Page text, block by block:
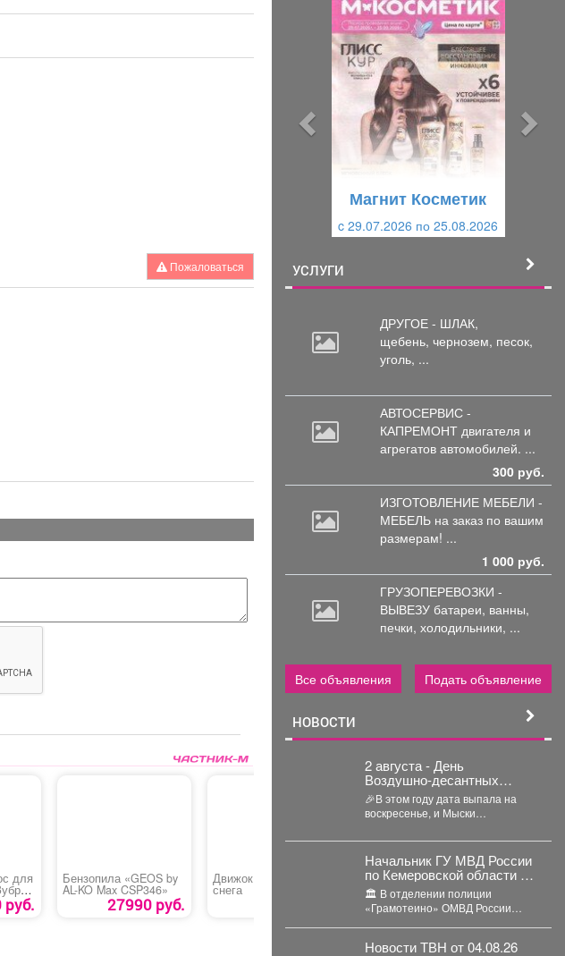
Пожаловаться
для
руб.
Бензопила «GEOS by
AL-KO Max CSP346»
27990 руб.
Движок для уборки
снега
Катушка для
триммера
299 руб.
Магнит Косметик
c 29.07.2026 по 25.08.2026
УСЛУГИ
ДРУГОЕ - ШЛАК,
щебень, чернозем, песок,
уголь, ...
АВТОСЕРВИС -
КАПРЕМОНТ двигателя и
агрегатов автомобилей. ...
300 руб.
ИЗГОТОВЛЕНИЕ МЕБЕЛИ -
МЕБЕЛЬ на заказ по вашим
размерам! ...
1 000 руб.
ГРУЗОПЕРЕВОЗКИ -
ВЫВЕЗУ батареи, ванны,
печки, холодильники, ...
Все объявления Подать объявление
НОВОСТИ
2 августа - День
Воздушно‑десантных
войск, праздник элиты
российской армии
🎉В этом году дата выпала на
воскресенье, и Мыски
этот день! ...
Начальник ГУ МВД России
по Кемеровской области -
Кузбассу Геннадий
Корниенко проверил работу
подразделений отдела
МВД России «Беловский»
🏛️ В отделении полиции
«Грамотеино» ОМВД России
помещения, проверил ведение...
Новости ТВН от 04.08.26